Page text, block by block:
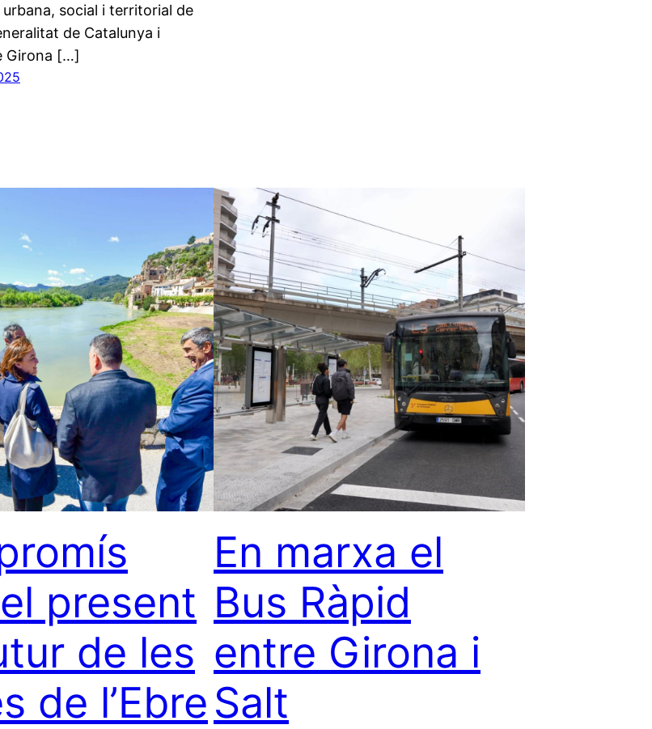
social i territorial de
de Catalunya i
Girona […]
present
de les
de l’Ebre
En marxa el
Bus Ràpid
entre Girona i
Salt